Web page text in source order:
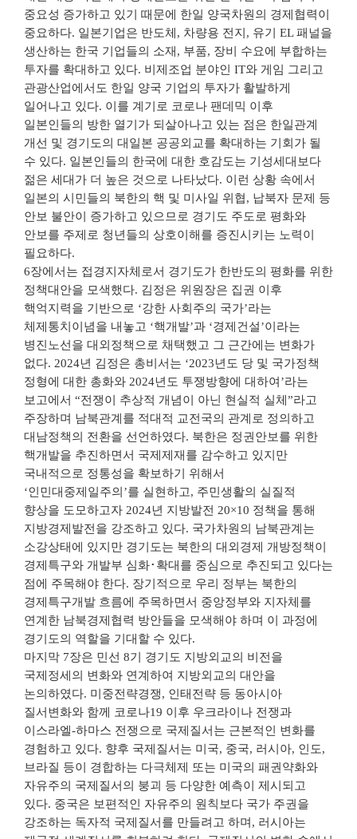
중요성 증가하고 있기 때문에 한일 양국차원의 경제협력이
중요하다. 일본기업은 반도체, 차량용 전지, 유기 EL 패널을
생산하는 한국 기업들의 소재, 부품, 장비 수요에 부합하는
투자를 확대하고 있다. 비제조업 분야인 IT와 게임 그리고
관광산업에서도 한일 양국 기업의 투자가 활발하게
일어나고 있다. 이를 계기로 코로나 팬데믹 이후
일본인들의 방한 열기가 되살아나고 있는 점은 한일관계
개선 및 경기도의 대일본 공공외교를 확대하는 기회가 될
수 있다. 일본인들의 한국에 대한 호감도는 기성세대보다
젊은 세대가 더 높은 것으로 나타났다. 이런 상황 속에서
일본의 시민들의 북한의 핵 및 미사일 위협, 납북자 문제 등
안보 불안이 증가하고 있으므로 경기도 주도로 평화와
안보를 주제로 청년들의 상호이해를 증진시키는 노력이
필요하다.
6장에서는 접경지자체로서 경기도가 한반도의 평화를 위한
정책대안을 모색했다. 김정은 위원장은 집권 이후
핵억지력을 기반으로 ‘강한 사회주의 국가’라는
체제통치이념을 내놓고 ‘핵개발’과 ‘경제건설’이라는
병진노선을 대외정책으로 채택했고 그 근간에는 변화가
없다. 2024년 김정은 총비서는 ‘2023년도 당 및 국가정책
정형에 대한 총화와 2024년도 투쟁방향에 대하여’라는
보고에서 “전쟁이 추상적 개념이 아닌 현실적 실체”라고
주장하며 남북관계를 적대적 교전국의 관계로 정의하고
대남정책의 전환을 선언하였다. 북한은 정권안보를 위한
핵개발을 추진하면서 국제제재를 감수하고 있지만
국내적으로 정통성을 확보하기 위해서
‘인민대중제일주의’를 실현하고, 주민생활의 실질적
향상을 도모하고자 2024년 지방발전 20×10 정책을 통해
지방경제발전을 강조하고 있다. 국가차원의 남북관계는
소강상태에 있지만 경기도는 북한의 대외경제 개방정책이
경제특구와 개발부 심화･확대를 중심으로 추진되고 있다는
점에 주목해야 한다. 장기적으로 우리 정부는 북한의
경제특구개발 흐름에 주목하면서 중앙정부와 지자체를
연계한 남북경제협력 방안들을 모색해야 하며 이 과정에
경기도의 역할을 기대할 수 있다.
마지막 7장은 민선 8기 경기도 지방외교의 비전을
국제정세의 변화와 연계하여 지방외교의 대안을
논의하였다. 미중전략경쟁, 인태전략 등 동아시아
질서변화와 함께 코로나19 이후 우크라이나 전쟁과
이스라엘-하마스 전쟁으로 국제질서는 근본적인 변화를
경험하고 있다. 향후 국제질서는 미국, 중국, 러시아, 인도,
브라질 등이 경합하는 다극체제 또는 미국의 패권약화와
자유주의 국제질서의 붕괴 등 다양한 예측이 제시되고
있다. 중국은 보편적인 자유주의 원칙보다 국가 주권을
강조하는 독자적 국제질서를 만들려고 하며, 러시아는